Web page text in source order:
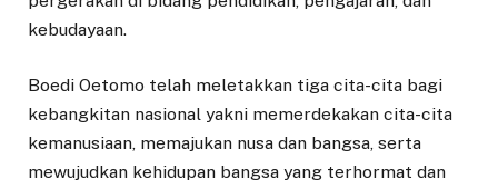
kebudayaan.
Boedi Oetomo telah meletakkan tiga cita-cita bagi
kebangkitan nasional yakni memerdekakan cita-cita
kemanusiaan, memajukan nusa dan bangsa, serta
mewujudkan kehidupan bangsa yang terhormat dan